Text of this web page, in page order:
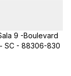
9 -Boulevard
SC - 88306-830